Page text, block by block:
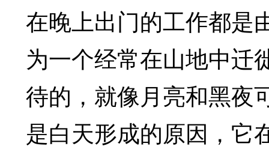
在晚上出门的工作都是
为一个经常在山地中迁
待的，就像月亮和黑夜
是白天形成的原因，它